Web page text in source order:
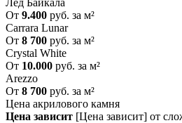
Лед Байкала
От 9.400 руб. за м²
Carrara Lunar
От 8 700 руб. за м²
Crystal White
От 10.000 руб. за м²
Arezzo
От 8 700 руб. за м²
Цена акрилового камня
Цена зависит [Цена зависит] от